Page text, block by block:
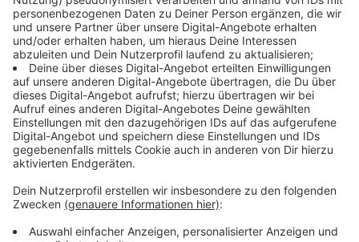
So funktioniert das Praktikumsportal
Anzeige
Auf der Webseite könnt ihr euch anmelden und die
bevorzugte Stadt sowie Branche auswählen, in der ihr
ein Praktikum absolvieren möchtet. Ob Handwerk,
der Optionen ermöglicht es, gezielt Interessen zu
verfolgen. Die Praktika sind kurz und flexibel gestaltet,
dauern jeweils ein bis drei Tage und bieten die